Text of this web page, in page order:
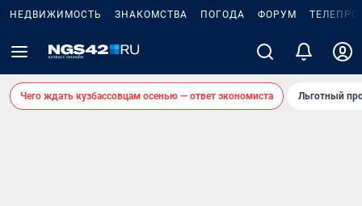
НЕДВИЖИМОСТЬ ЗНАКОМСТВА ПОГОДА ФОРУМ
Чего ждать кузбассовцам осенью — ответ экономиста Льготный